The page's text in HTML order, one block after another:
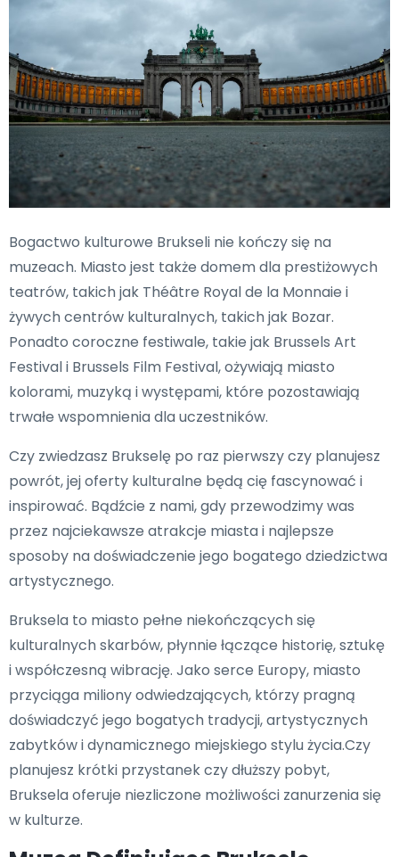
Bogactwo kulturowe Brukseli nie kończy się na
muzeach. Miasto jest także domem dla prestiżowych
teatrów, takich jak Théâtre Royal de la Monnaie i
żywych centrów kulturalnych, takich jak Bozar.
Ponadto coroczne festiwale, takie jak Brussels Art
Festival i Brussels Film Festival, ożywiają miasto
kolorami, muzyką i występami, które pozostawiają
trwałe wspomnienia dla uczestników.
Czy zwiedzasz Brukselę po raz pierwszy czy planujesz
powrót, jej oferty kulturalne będą cię fascynować i
inspirować. Bądźcie z nami, gdy przewodzimy was
przez najciekawsze atrakcje miasta i najlepsze
sposoby na doświadczenie jego bogatego dziedzictwa
artystycznego.
Bruksela to miasto pełne niekończących się
kulturalnych skarbów, płynnie łączące historię, sztukę
i współczesną wibrację. Jako serce Europy, miasto
przyciąga miliony odwiedzających, którzy pragną
doświadczyć jego bogatych tradycji, artystycznych
zabytków i dynamicznego miejskiego stylu życia.Czy
planujesz krótki przystanek czy dłuższy pobyt,
Bruksela oferuje niezliczone możliwości zanurzenia się
w kulturze.